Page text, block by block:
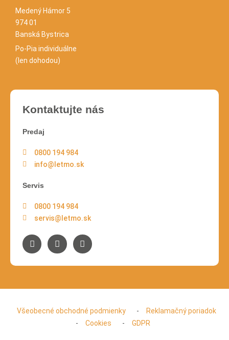
Medený Hámor 5
974 01
Banská Bystrica
Po-Pia individuálne
(len dohodou)
Kontaktujte nás
Predaj
0800 194 984
info@letmo.sk
Servis
0800 194 984
servis@letmo.sk
Všeobecné obchodné podmienky
Reklamačný poriadok
Cookies
GDPR